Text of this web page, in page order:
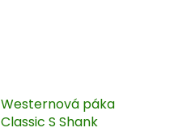
Westernová páka
Classic S Shank